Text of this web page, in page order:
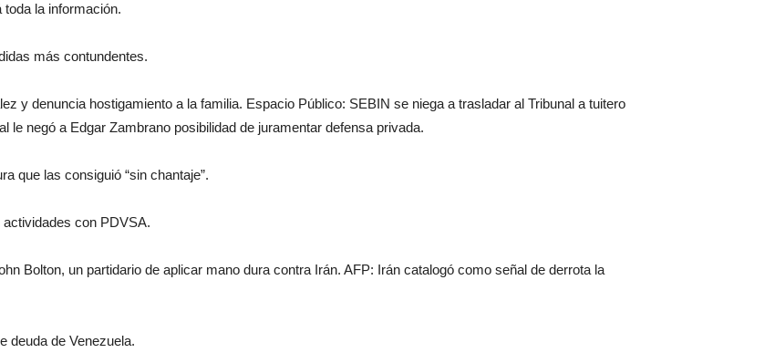
la información.
más contundentes.
y denuncia hostigamiento a la familia. Espacio Público: SEBIN se niega a trasladar al Tribunal a tuitero
le negó a Edgar Zambrano posibilidad de juramentar defensa privada.
que las consiguió “sin chantaje”.
con PDVSA.
Bolton, un partidario de aplicar mano dura contra Irán. AFP: Irán catalogó como señal de derrota la
deuda de Venezuela.